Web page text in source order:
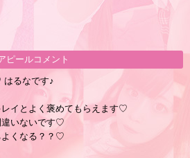
ピールコメント
はるなです♪
イとよく褒めてもらえます♡
違いないです♡
よくなる？？♡